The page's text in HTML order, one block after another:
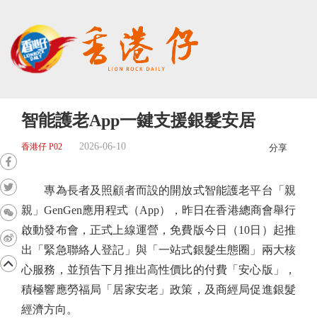
智能護老App一鍵支援銀髮安居
香港仔 P02 2026-06-10 分享
專為長者及照顧者而設的開放式智能護老平台「親
親」GenGen應用程式（App），昨日在香港總商會舉行
啟動發布會，正式上線運營，免費版今日（10日）起推
出「緊急聯絡人登記」與「一站式銀髮生態圈」兩大核
心服務，並預告下月推出高性價比的付費「安心版」，
積極響應勞福局「居家安老」政策，及商經局促進銀髮
經濟方向。